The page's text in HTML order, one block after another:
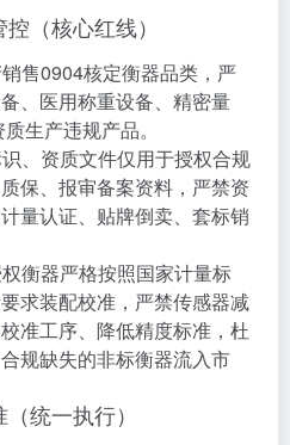
（核心红线）
销售0904核定衡器品类，严
、医用称重设备、精密量
生产违规产品。
识、资质文件仅用于授权合规
保、报审备案资料，严禁资
量认证、贴牌倒卖、套标销
权衡器严格按照国家计量标
求装配校准，严禁传感器减
准工序、降低精度标准，杜
规缺失的非标衡器流入市
统一执行）